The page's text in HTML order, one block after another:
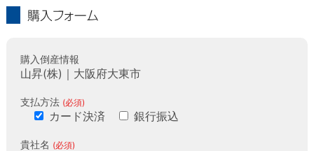
購入倒産情報
山昇(株)｜大阪府大東市
支払方法 (必須)
カード決済 銀行振込
貴社名 (必須)